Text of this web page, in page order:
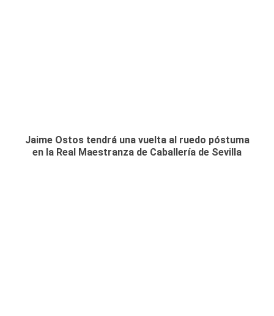
Jaime Ostos tendrá una vuelta al ruedo póstuma
en la Real Maestranza de Caballería de Sevilla